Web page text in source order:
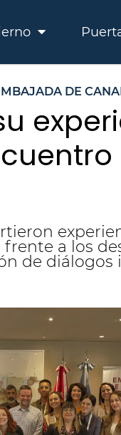
DE
a los
de diálogos